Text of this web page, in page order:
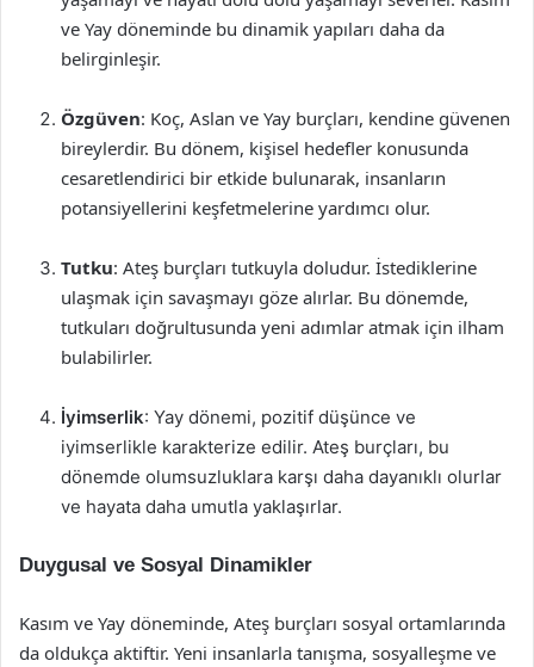
ve Yay döneminde bu dinamik yapıları daha da
belirginleşir.
Özgüven: Koç, Aslan ve Yay burçları, kendine güvenen
bireylerdir. Bu dönem, kişisel hedefler konusunda
cesaretlendirici bir etkide bulunarak, insanların
potansiyellerini keşfetmelerine yardımcı olur.
Tutku: Ateş burçları tutkuyla doludur. İstediklerine
ulaşmak için savaşmayı göze alırlar. Bu dönemde,
tutkuları doğrultusunda yeni adımlar atmak için ilham
bulabilirler.
İyimserlik: Yay dönemi, pozitif düşünce ve
iyimserlikle karakterize edilir. Ateş burçları, bu
dönemde olumsuzluklara karşı daha dayanıklı olurlar
ve hayata daha umutla yaklaşırlar.
Duygusal ve Sosyal Dinamikler
Kasım ve Yay döneminde, Ateş burçları sosyal ortamlarında
da oldukça aktiftir. Yeni insanlarla tanışma, sosyalleşme ve